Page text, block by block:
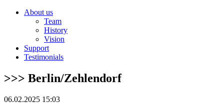
About us
Team
History
Vision
Support
Testimonials
>>> Berlin/Zehlendorf
06.02.2025 15:03